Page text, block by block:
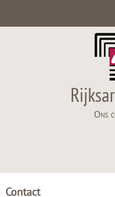
Ons
Contact